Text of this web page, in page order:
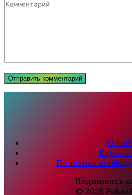
О
Карта
Политика
Подпишись
© 2026